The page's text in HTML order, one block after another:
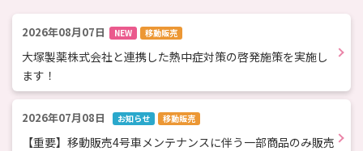
2026年08月07日 NEW 移動販売
大塚製薬株式会社と連携した熱中症対策の啓発施策を実施し
ます！
2026年07月08日 お知らせ 移動販売
【重要】移動販売4号車メンテナンスに伴う一部商品のみ販売